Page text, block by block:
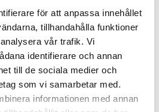
för att anpassa innehållet
tillhandahålla funktioner
vår trafik. Vi
identifierare och annan
till de sociala medier och
som vi samarbetar med.
informationen med annan
Publicerat
den
2021-09-22
i en verkstad o står länge, Även
!!! :-)